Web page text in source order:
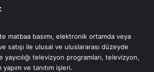
matbaa basımı, elektronik ortamda veya
ve satışı ile ulusal ve uluslararası düzeyde
yayıcılığı televizyon programları, televizyon,
ve tanıtım işleri.